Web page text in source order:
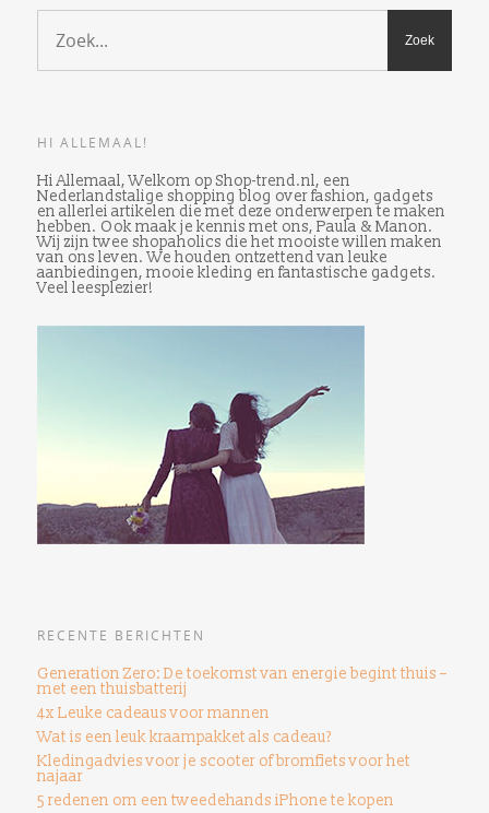
HI ALLEMAAL!
Hi Allemaal, Welkom op Shop-trend.nl, een
Nederlandstalige shopping blog over fashion, gadgets
en allerlei artikelen die met deze onderwerpen te maken
hebben. Ook maak je kennis met ons, Paula & Manon.
Wij zijn twee shopaholics die het mooiste willen maken
van ons leven. We houden ontzettend van leuke
aanbiedingen, mooie kleding en fantastische gadgets.
Veel leesplezier!
RECENTE BERICHTEN
Generation Zero: De toekomst van energie begint thuis –
met een thuisbatterij
4x Leuke cadeaus voor mannen
Wat is een leuk kraampakket als cadeau?
Kledingadvies voor je scooter of bromfiets voor het
najaar
5 redenen om een ​​tweedehands iPhone te kopen